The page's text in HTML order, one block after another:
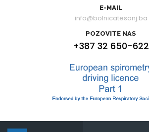
E-MAIL
info@bolnicatesanj.ba
POZOVITE NAS
+387 32 650-622